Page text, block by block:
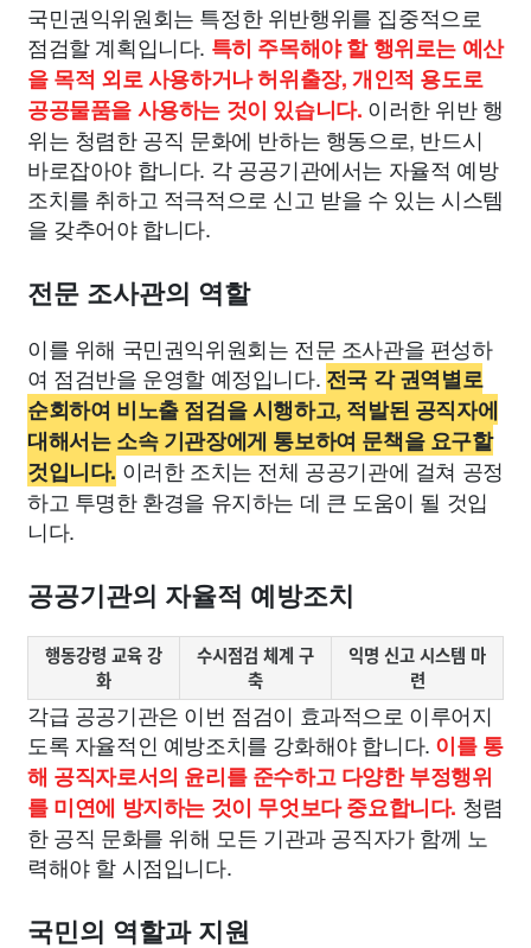
국민권익위원회는 특정한 위반행위를 집중적으로
점검할 계획입니다. 특히 주목해야 할 행위로는 예산
을 목적 외로 사용하거나 허위출장, 개인적 용도로
공공물품을 사용하는 것이 있습니다. 이러한 위반 행
위는 청렴한 공직 문화에 반하는 행동으로, 반드시
바로잡아야 합니다. 각 공공기관에서는 자율적 예방
조치를 취하고 적극적으로 신고 받을 수 있는 시스템
을 갖추어야 합니다.
전문 조사관의 역할
이를 위해 국민권익위원회는 전문 조사관을 편성하
여 점검반을 운영할 예정입니다. 전국 각 권역별로
순회하여 비노출 점검을 시행하고, 적발된 공직자에
대해서는 소속 기관장에게 통보하여 문책을 요구할
것입니다. 이러한 조치는 전체 공공기관에 걸쳐 공정
하고 투명한 환경을 유지하는 데 큰 도움이 될 것입
니다.
공공기관의 자율적 예방조치
행동강령 교육 강
화
수시점검 체계 구
축
익명 신고 시스템 마
련
각급 공공기관은 이번 점검이 효과적으로 이루어지
도록 자율적인 예방조치를 강화해야 합니다. 이를 통
해 공직자로서의 윤리를 준수하고 다양한 부정행위
를 미연에 방지하는 것이 무엇보다 중요합니다. 청렴
한 공직 문화를 위해 모든 기관과 공직자가 함께 노
력해야 할 시점입니다.
국민의 역할과 지원